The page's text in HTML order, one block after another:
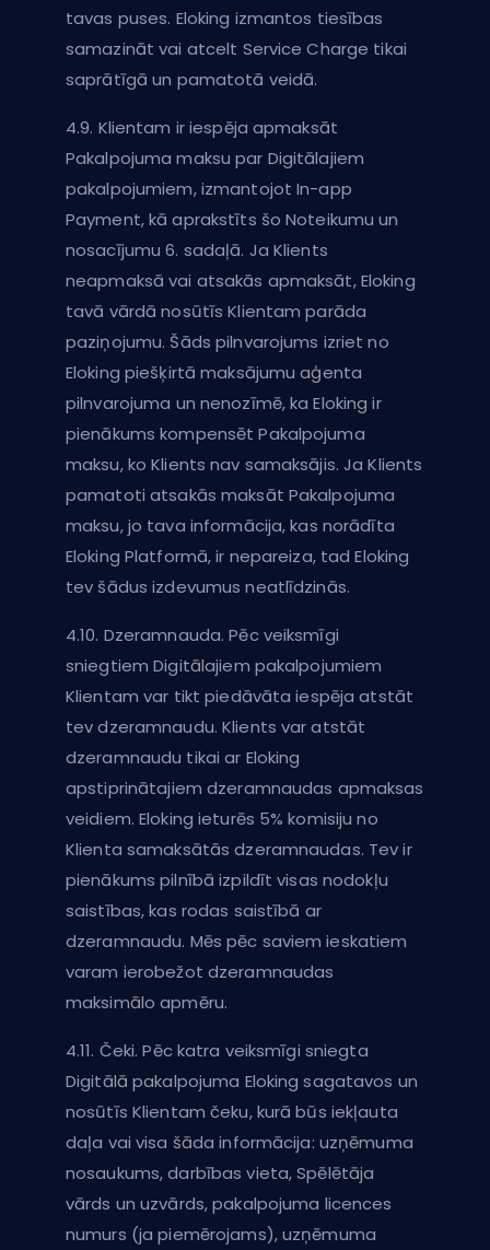
tavas puses. Eloking izmantos tiesības
samazināt vai atcelt Service Charge tikai
saprātīgā un pamatotā veidā.
4.9. Klientam ir iespēja apmaksāt
Pakalpojuma maksu par Digitālajiem
pakalpojumiem, izmantojot In-app
Payment, kā aprakstīts šo Noteikumu un
nosacījumu 6. sadaļā. Ja Klients
neapmaksā vai atsakās apmaksāt, Eloking
tavā vārdā nosūtīs Klientam parāda
paziņojumu. Šāds pilnvarojums izriet no
Eloking piešķirtā maksājumu aģenta
pilnvarojuma un nenozīmē, ka Eloking ir
pienākums kompensēt Pakalpojuma
maksu, ko Klients nav samaksājis. Ja Klients
pamatoti atsakās maksāt Pakalpojuma
maksu, jo tava informācija, kas norādīta
Eloking Platformā, ir nepareiza, tad Eloking
tev šādus izdevumus neatlīdzinās.
4.10. Dzeramnauda. Pēc veiksmīgi
sniegtiem Digitālajiem pakalpojumiem
Klientam var tikt piedāvāta iespēja atstāt
tev dzeramnaudu. Klients var atstāt
dzeramnaudu tikai ar Eloking
apstiprinātajiem dzeramnaudas apmaksas
veidiem. Eloking ieturēs 5% komisiju no
Klienta samaksātās dzeramnaudas. Tev ir
pienākums pilnībā izpildīt visas nodokļu
saistības, kas rodas saistībā ar
dzeramnaudu. Mēs pēc saviem ieskatiem
varam ierobežot dzeramnaudas
maksimālo apmēru.
4.11. Čeki. Pēc katra veiksmīgi sniegta
Digitālā pakalpojuma Eloking sagatavos un
nosūtīs Klientam čeku, kurā būs iekļauta
daļa vai visa šāda informācija: uzņēmuma
nosaukums, darbības vieta, Spēlētāja
vārds un uzvārds, pakalpojuma licences
numurs (ja piemērojams), uzņēmuma